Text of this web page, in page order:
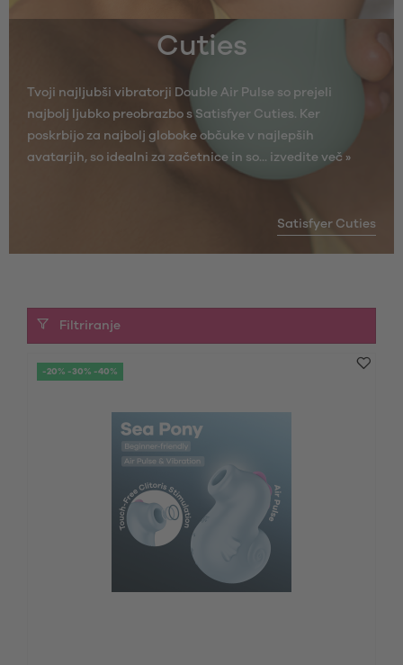
Cuties
Tvoji najljubši vibratorji Double Air Pulse so prejeli
najbolj ljubko preobrazbo s Satisfyer Cuties. Ker
poskrbijo za najbolj globoke občuke v najlepših
avatarjih, so idealni za začetnice in so... izvedite več »
Satisfyer Cuties
Filtriranje
-20% -30% -40%